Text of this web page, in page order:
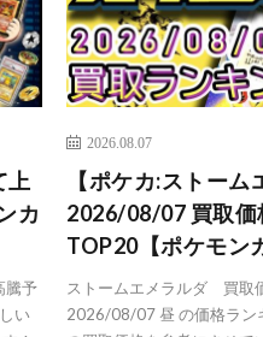
上
カ
騰予
い
2026.08.07
【ポケカ:ストーム
2026/08/07 買取価
TOP20【ポケモン
ストームエメラルダ 買取
2026/08/07 昼 の価格ラン